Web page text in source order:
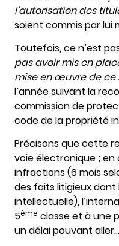
l’autorisation des
soient commis par lui
Toutefois, ce n’est
pas avoir mis en
mise en œuvre de ce
l’année suivant la
commission de
code de la propriété
Précisons que cette
voie électronique ;
infractions (6 mois
des faits litigieux dont
intellectuelle),
5ème classe et à une
un délai pouvant